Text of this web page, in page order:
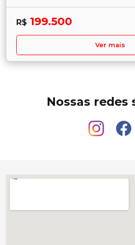
R$ 199.500
Ver mais
Nossas redes